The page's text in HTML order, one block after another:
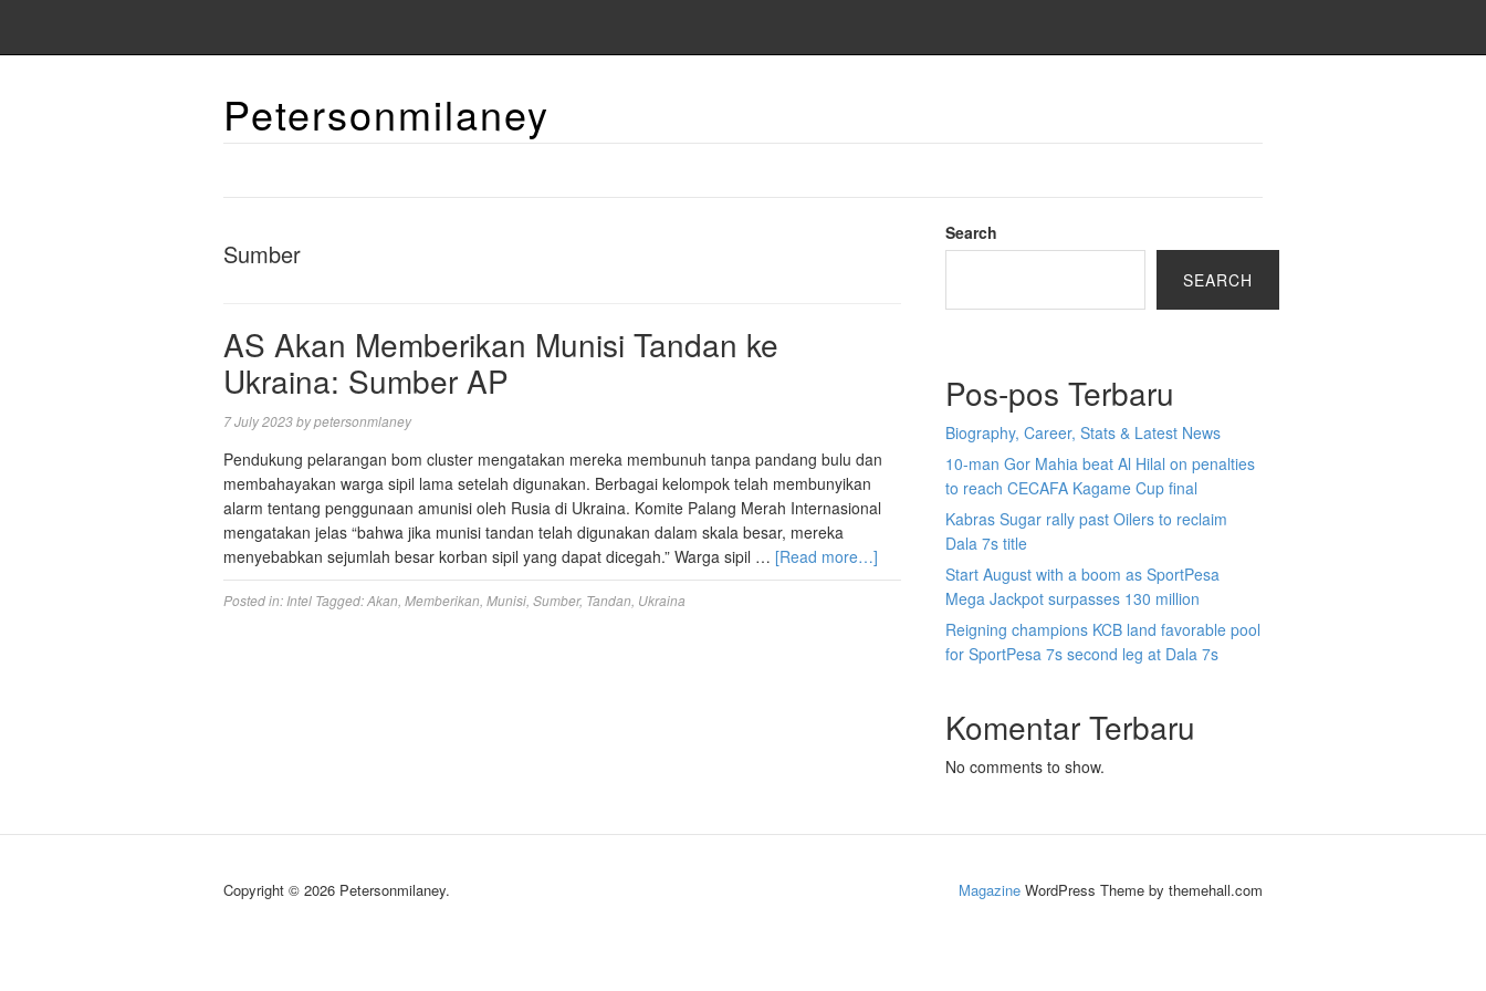
Petersonmilaney
Sumber
AS Akan Memberikan Munisi Tandan ke
Ukraina: Sumber AP
7 July 2023bypetersonmlaney
Pendukung pelarangan bom cluster mengatakan mereka membunuh tanpa pandang bulu dan
membahayakan warga sipil lama setelah digunakan. Berbagai kelompok telah membunyikan
alarm tentang penggunaan amunisi oleh Rusia di Ukraina. Komite Palang Merah Internasional
mengatakan jelas “bahwa jika munisi tandan telah digunakan dalam skala besar, mereka
menyebabkan sejumlah besar korban sipil yang dapat dicegah.” Warga sipil … [Read more…]
Posted in: Intel Tagged:Akan Memberikan Munisi Sumber, Tandan Ukraina
Search
SEARCH
Pos-pos Terbaru
Biography, Career, Stats & Latest News
10-man Gor Mahia beat Al Hilal on penalties
to reach CECAFA Kagame Cup final
Kabras Sugar rally past Oilers to reclaim
Dala 7s title
Start August with a boom as SportPesa
Mega Jackpot surpasses 130 million
Reigning champions KCB land favorable pool
for SportPesa 7s second leg at Dala 7s
Komentar Terbaru
No comments to show.
Copyright © 2026 Petersonmilaney. Magazine WordPress Theme by themehall.com